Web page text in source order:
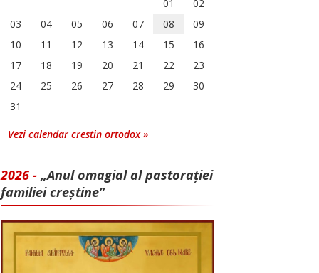
01
02
03
04 05 06 07 08
09
10
11 12 13 14 15
16
17
18 19 20 21 22
23
24
25 26 27 28 29
30
31
Vezi calendar crestin ortodox »
2026 - „Anul omagial al pastorației
familiei creștine”